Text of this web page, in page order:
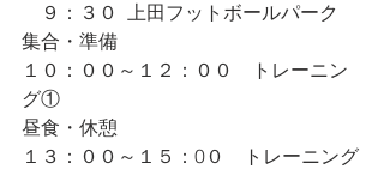
９：３０  上田フットボールパーク
集合・準備
１０：００～１２：００　トレーニン
グ①
昼食・休憩
１３：００～１５：0０　トレーニング